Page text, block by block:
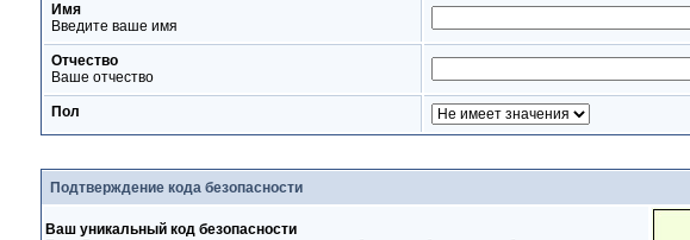
Имя
Введите ваше имя
Отчество
Ваше отчество
Пол
Подтверждение кода безопасности
Ваш уникальный код безопасности